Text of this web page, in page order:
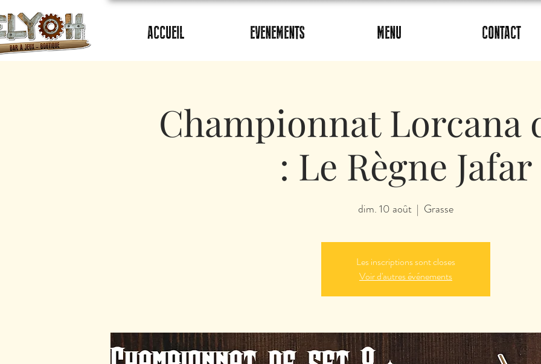
ACCUEIL EVENEMENTS MENU CONTACT
Championnat Lorcana
: Le Règne Jafar
dim. 10 août
  |
Grasse
Les inscriptions sont closes
Voir d'autres événements